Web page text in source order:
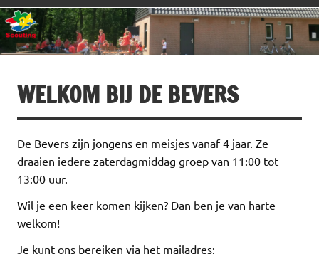
WELKOM BIJ DE BEVERS
De Bevers zijn jongens en meisjes vanaf 4 jaar. Ze
draaien iedere zaterdagmiddag groep van 11:00 tot
13:00 uur.
Wil je een keer komen kijken? Dan ben je van harte
welkom!
Je kunt ons bereiken via het mailadres: